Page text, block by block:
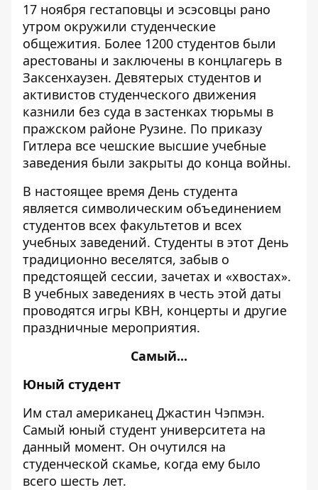
17 ноября гестаповцы и эсэсовцы рано
утром окружили студенческие
общежития. Более 1200 студентов были
арестованы и заключены в концлагерь в
Заксенхаузен. Девятерых студентов и
активистов студенческого движения
казнили без суда в застенках тюрьмы в
пражском районе Рузине. По приказу
Гитлера все чешские высшие учебные
заведения были закрыты до конца войны.
В настоящее время День студента
является символическим объединением
студентов всех факультетов и всех
учебных заведений. Студенты в этот День
традиционно веселятся, забыв о
предстоящей сессии, зачетах и «хвостах».
В учебных заведениях в честь этой даты
проводятся игры КВН, концерты и другие
праздничные мероприятия.
Самый...
Юный студент
Им стал американец Джастин Чэпмэн.
Самый юный студент университета на
данный момент. Он очутился на
студенческой скамье, когда ему было
всего шесть лет.